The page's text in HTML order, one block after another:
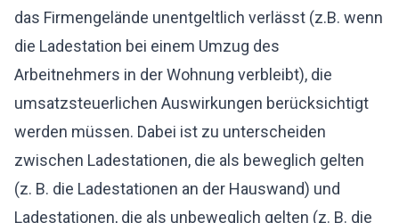
das Firmengelände unentgeltlich verlässt (z.B. wenn
die Ladestation bei einem Umzug des
Arbeitnehmers in der Wohnung verbleibt), die
umsatzsteuerlichen Auswirkungen berücksichtigt
werden müssen. Dabei ist zu unterscheiden
zwischen Ladestationen, die als beweglich gelten
(z. B. die Ladestationen an der Hauswand) und
Ladestationen, die als unbeweglich gelten (z. B. die